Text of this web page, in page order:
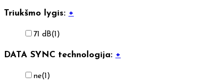
Triukšmo lygis: +
71 dB(1)
DATA SYNC technologija: +
ne(1)